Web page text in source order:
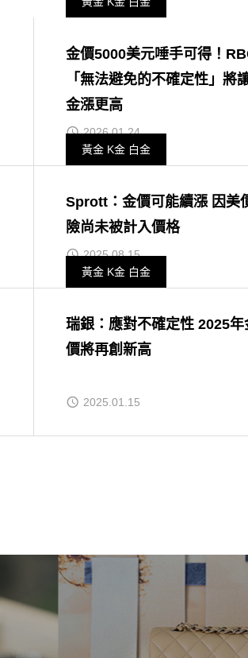
金價5000美元唾手可得！
「無法避免的不確定性」將
金漲更高
2026.01.24
黃金 K金 白金
Sprott：金價可能續漲 因美
險尚未被計入價格
2025.08.15
黃金 K金 白金
瑞銀：應對不確定性 2025年
價將再創新高
2025.01.15